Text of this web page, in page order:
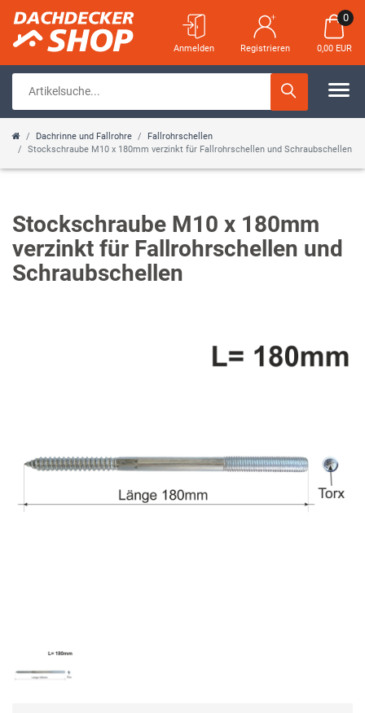
Anmelden Registrieren
0
0,00 EUR
Dachrinne und Fallrohre
Fallrohrschellen
Stockschraube M10 x 180mm verzinkt für Fallrohrschellen und Schraubschellen
Stockschraube M10 x 180mm
verzinkt für Fallrohrschellen und
Schraubschellen